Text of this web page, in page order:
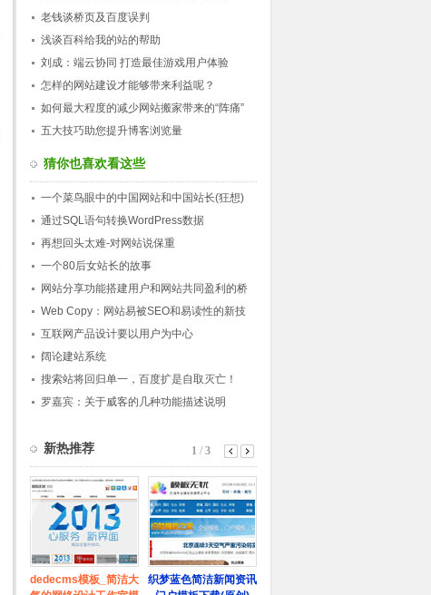
老钱谈桥页及百度误判
浅谈百科给我的站的帮助
刘成：端云协同 打造最佳游戏用户体验
怎样的网站建设才能够带来利益呢？
如何最大程度的减少网站搬家带来的“阵痛”
五大技巧助您提升博客浏览量
猜你也喜欢看这些
一个菜鸟眼中的中国网站和中国站长(狂想)
通过SQL语句转换WordPress数据
再想回头太难-对网站说保重
一个80后女站长的故事
网站分享功能搭建用户和网站共同盈利的桥
梁
Web Copy：网站易被SEO和易读性的新技
巧
互联网产品设计要以用户为中心
阔论建站系统
搜索站将回归单一，百度扩是自取灭亡！
罗嘉宾：关于威客的几种功能描述说明